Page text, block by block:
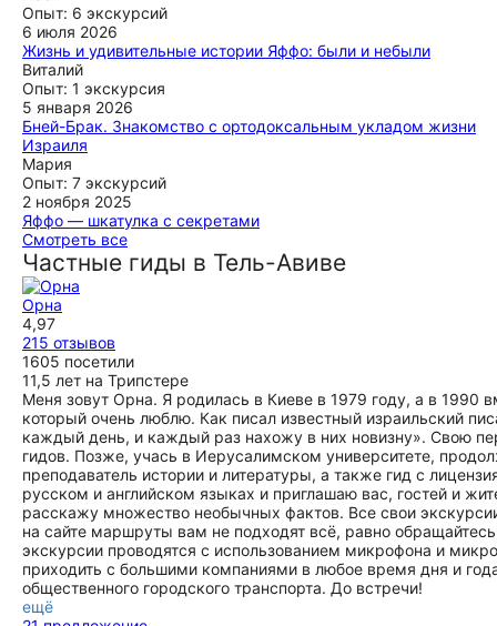
местоположения. Мои гости из Белоруссии были в
восторге. Рекомендую от всей души
ещё
Опыт: 6 экскурсий
6 июля 2026
Жизнь и удивительные истории Яффо: были и небыли
Замечательная экскурсия! Лада провела ее на одном
дыхании, много интересной информации об истории,
культуре и традициях народа Израиля. Маршрут
адаптровался под мои вопросы, я узнал очень много о
Яффо, о котором раньше думал по-другому. Большое
спасибо!
ещё
Виталий
Опыт: 1 экскурсия
5 января 2026
Бней-Брак. Знакомство с ортодоксальным укладом жизни
Израиля
Галина суперзнаток религиозный жизни в Израиле. Я
теперь смотрю на страну с другой стороны и стал
понимать больше. Как Галине удалось впихнуть в меня
столько информации, ума не приложу.
ещё
Мария
Опыт: 7 экскурсий
2 ноября 2025
Яффо — шкатулка с секретами
Экскурсия достойна внимания. Показали интересные
места, галерею с интересными картинами и скульптура.
Однако не хватило исторической информации.
ещё
Смотреть все
Частные гиды в Тель-Авиве
Орна
4,97
215 отзывов
1605 посетили
11,5 лет на Трипстере
Меня зовут Орна. Я родилась в Киеве в 1979 году, а в 1990
который очень люблю. Как писал известный израильский
каждый день, и каждый раз нахожу в них новизну». Свою
гидов. Позже, учась в Иерусалимском университете,
преподаватель истории и литературы, а также гид с
русском и английском языках и приглашаю вас, гостей и
расскажу множество необычных фактов. Все свои
на сайте маршруты вам не подходят всё, равно
экскурсии проводятся с использованием микрофона и
приходить с большими компаниями в любое время дня и
общественного городского транспорта. До встречи!
ещё